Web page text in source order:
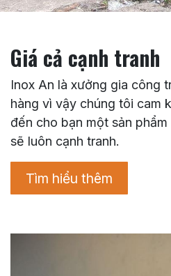
Giá cả cạnh tranh
Inox An là xưởng gia công
hàng vì vậy chúng tôi cam
đến cho bạn một sản
sẽ luôn cạnh tranh.
Tìm hiểu thêm